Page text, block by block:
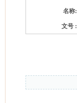
名称:
文号 :